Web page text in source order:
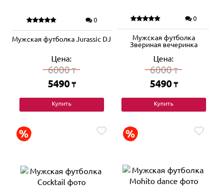
0
Мужская футболка Jurassic DJ
Цена:
6000₸
5490 ₸
Купить
0
Мужская футболка
Звериная вечеринка
Цена:
6000₸
5490 ₸
Купить